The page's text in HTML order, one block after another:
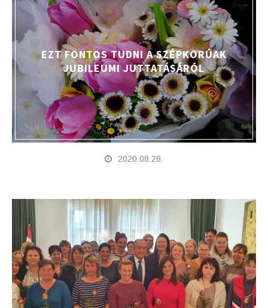
EZT FONTOS TUDNI A SZÉPKORÚAK
JUBILEUMI JUTTATÁSÁRÓL
2020.08.28.